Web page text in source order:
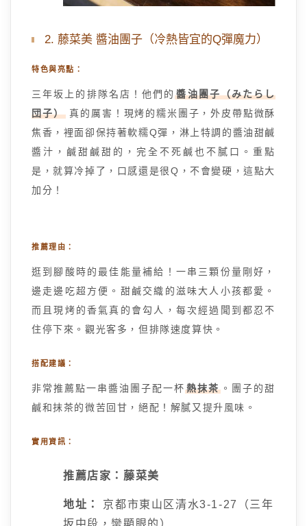
2. 藤菜美 醬油團子（冷熱皆宜的Q彈魔力）
特色與亮點：
三年坂上的排隊名店！他們的醬油團子（みたらし
団子）真的厲害！現烤的糯米團子，外皮帶點微酥
焦香，裡面卻保持著軟糯Q彈，淋上特調的醬油甜鹹
醬汁，鹹甜鹹甜的，完全不死鹹也不膩口。重點
是，就算冷掉了，口感還是很Q，不會變硬，這點大
加分！
推薦理由：
逛到腳酸時的最佳能量補給！一串三顆份量剛好，
邊走邊吃超方便。甜鹹交織的滋味大人小孩都愛。
而且現烤的香氣真的會勾人，每次經過聞到都忍不
住停下來。觀光客多，但排隊速度算快。
搭配建議：
非常推薦點一串醬油團子配一杯熱抹茶 。團子的甜
鹹和抹茶的微苦回甘，絕配！解膩又提升風味。
實用資訊：
推薦店家：藤菜美
地址：
京都市東山区清水3-1-27（三年